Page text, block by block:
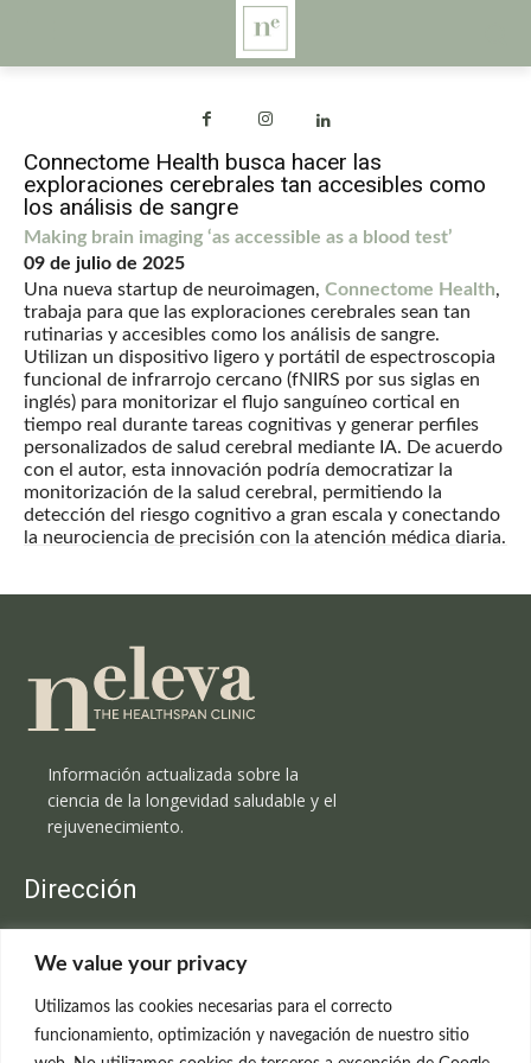
We value your privacy
Utilizamos las cookies necesarias para el correcto
funcionamiento, optimización y navegación de nuestro sitio
Connectome Health busca hacer las
exploraciones cerebrales tan accesibles como
los análisis de sangre
Making brain imaging ‘as accessible as a blood test’
09 de julio de 2025
Una nueva startup de neuroimagen, Connectome Health,
trabaja para que las exploraciones cerebrales sean tan
rutinarias y accesibles como los análisis de sangre.
Utilizan un dispositivo ligero y portátil de espectroscopia
funcional de infrarrojo cercano (fNIRS por sus siglas en
inglés) para monitorizar el flujo sanguíneo cortical en
tiempo real durante tareas cognitivas y generar perfiles
personalizados de salud cerebral mediante IA. De acuerdo
con el autor, esta innovación podría democratizar la
monitorización de la salud cerebral, permitiendo la
detección del riesgo cognitivo a gran escala y conectando
la neurociencia de precisión con la atención médica diaria.
Información actualizada sobre la
ciencia de la longevidad saludable y el
rejuvenecimiento.
Dirección
C/Claudio Coello, 19 - 1º
699 595 619